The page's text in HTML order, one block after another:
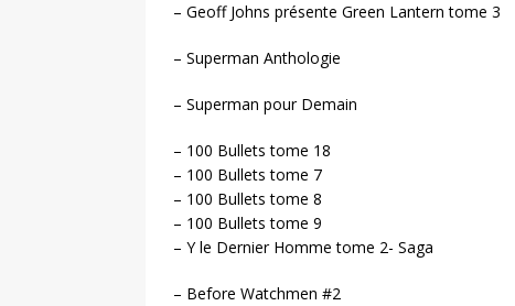
– Geoff Johns présente Green Lantern tome 3
– Superman Anthologie
– Superman pour Demain
– 100 Bullets tome 18
– 100 Bullets tome 7
– 100 Bullets tome 8
– 100 Bullets tome 9
– Y le Dernier Homme tome 2- Saga
– Before Watchmen #2